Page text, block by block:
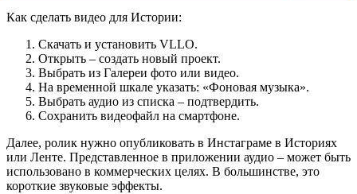
Как сделать видео для Истории:
Скачать и установить VLLO.
Открыть – создать новый проект.
Выбрать из Галереи фото или видео.
На временной шкале указать: «Фоновая музыка».
Выбрать аудио из списка – подтвердить.
Сохранить видеофайл на смартфоне.
Далее, ролик нужно опубликовать в Инстаграме в Историях
или Ленте. Представленное в приложении аудио – может быть
использовано в коммерческих целях. В большинстве, это
короткие звуковые эффекты.